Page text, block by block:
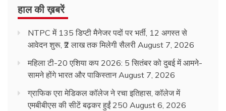
हाल की ख़बरें
NTPC में 135 डिप्टी मैनेजर पदों पर भर्ती, 12 अगस्त से
आवेदन शुरू, ₹2 लाख तक मिलेगी सैलरी August 7, 2026
महिला टी-20 एशिया कप 2026: 5 सितंबर को दुबई में आमने-
सामने होंगे भारत और पाकिस्तान August 7, 2026
ग्राफिक एरा मेडिकल कॉलेज ने रचा इतिहास, कॉलेज में
एमबीबीएस की सीटें बढ़कर हुईं 250 August 6, 2026